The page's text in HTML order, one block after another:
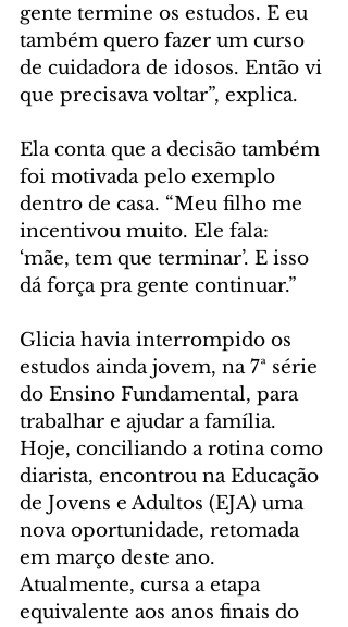
gente termine os estudos. E eu
também quero fazer um curso
de cuidadora de idosos. Então vi
que precisava voltar”, explica.
Ela conta que a decisão também
foi motivada pelo exemplo
dentro de casa. “Meu filho me
incentivou muito. Ele fala:
‘mãe, tem que terminar’. E isso
dá força pra gente continuar.”
Glicia havia interrompido os
estudos ainda jovem, na 7ª série
do Ensino Fundamental, para
trabalhar e ajudar a família.
Hoje, conciliando a rotina como
diarista, encontrou na Educação
de Jovens e Adultos (EJA) uma
nova oportunidade, retomada
em março deste ano.
Atualmente, cursa a etapa
equivalente aos anos finais do